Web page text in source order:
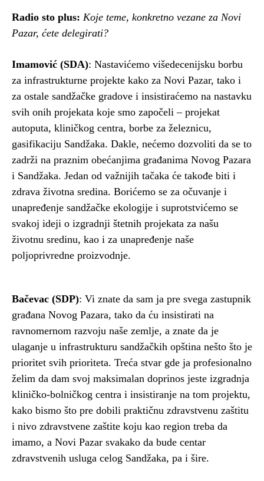
Radio sto plus: Koje teme, konkretno vezane za Novi
Pazar, ćete delegirati?
Imamović (SDA): Nastavićemo višedecenijsku borbu
za infrastrukturne projekte kako za Novi Pazar, tako i
za ostale sandžačke gradove i insistiraćemo na nastavku
svih onih projekata koje smo započeli – projekat
autoputa, kliničkog centra, borbe za železnicu,
gasifikaciju Sandžaka. Dakle, nećemo dozvoliti da se to
zadrži na praznim obećanjima građanima Novog Pazara
i Sandžaka. Jedan od važnijih tačaka će takođe biti i
zdrava životna sredina. Borićemo se za očuvanje i
unapređenje sandžačke ekologije i suprotstvićemo se
svakoj ideji o izgradnji štetnih projekata za našu
životnu sredinu, kao i za unapređenje naše
poljoprivredne proizvodnje.
Bačevac (SDP): Vi znate da sam ja pre svega zastupnik
građana Novog Pazara, tako da ću insistirati na
ravnomernom razvoju naše zemlje, a znate da je
ulaganje u infrastrukturu sandžačkih opština nešto što je
prioritet svih prioriteta. Treća stvar gde ja profesionalno
želim da dam svoj maksimalan doprinos jeste izgradnja
kliničko-bolničkog centra i insistiranje na tom projektu,
kako bismo što pre dobili praktičnu zdravstvenu zaštitu
i nivo zdravstvene zaštite koju kao region treba da
imamo, a Novi Pazar svakako da bude centar
zdravstvenih usluga celog Sandžaka, pa i šire.